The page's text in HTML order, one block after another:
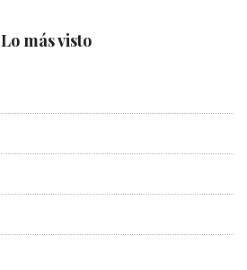
Lo más visto